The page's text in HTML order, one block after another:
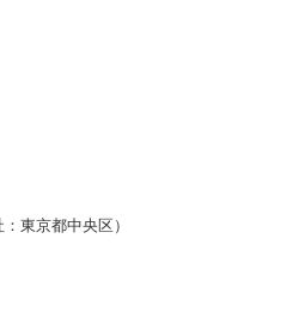
東京都中央区）